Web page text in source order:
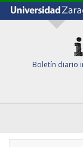
Boletín diario